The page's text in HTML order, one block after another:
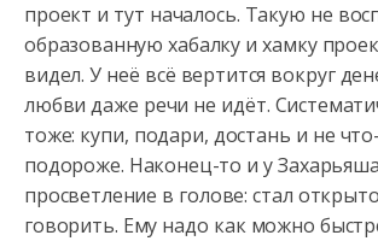
проект и тут началось. Такую не
образованную хабалку и хамку
видел. У неё всё вертится вокруг
любви даже речи не идёт.
тоже: купи, подари, достань и не
подороже. Наконец-то и у
просветление в голове: стал
говорить. Ему надо как можно